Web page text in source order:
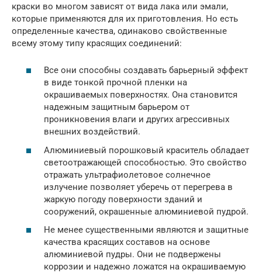
краски во многом зависят от вида лака или эмали,
которые применяются для их приготовления. Но есть
определенные качества, одинаково свойственные
всему этому типу красящих соединений:
Все они способны создавать барьерный эффект
в виде тонкой прочной пленки на
окрашиваемых поверхностях. Она становится
надежным защитным барьером от
проникновения влаги и других агрессивных
внешних воздействий.
Алюминиевый порошковый краситель обладает
светоотражающей способностью. Это свойство
отражать ультрафиолетовое солнечное
излучение позволяет уберечь от перегрева в
жаркую погоду поверхности зданий и
сооружений, окрашенные алюминиевой пудрой.
Не менее существенными являются и защитные
качества красящих составов на основе
алюминиевой пудры. Они не подвержены
коррозии и надежно ложатся на окрашиваемую